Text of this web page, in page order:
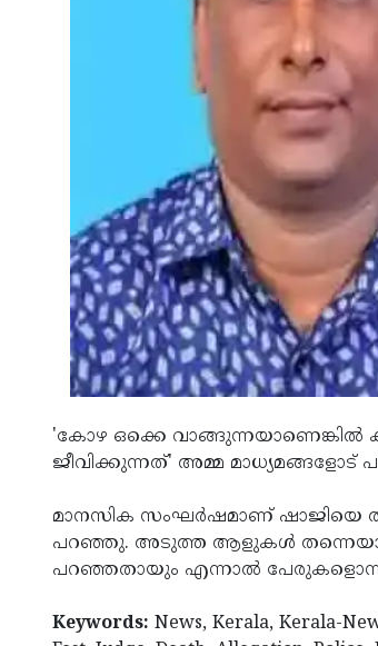
'കോഴ ഒക്കെ വാങ്ങുന്നയാണെങ്കില്‍
ജീവിക്കുന്നത്' അമ്മ മാധ്യമങ്ങളോട്
മാനസിക സംഘര്‍ഷമാണ് ഷാജിയെ
പറഞ്ഞു. അടുത്ത ആളുകള്‍ തന്നെയാണ്
പറഞ്ഞതായും എന്നാല്‍ പേരുകളൊന്നും
Keywords: News, Kerala, Kerala-